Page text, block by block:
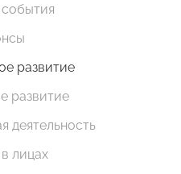
развитие
развитие
деятельность
лицах